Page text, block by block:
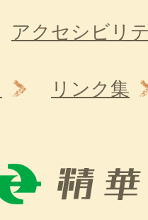
アクセシビリ
リンク集